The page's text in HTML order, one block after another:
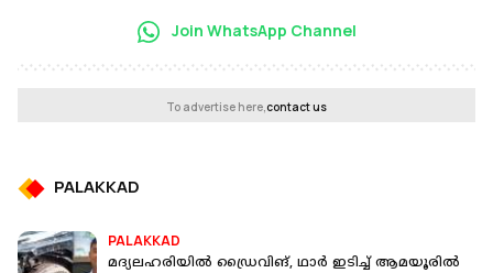
Join WhatsApp Channel
To advertise here,contact us
PALAKKAD
PALAKKAD
മദ്യലഹരിയില്‍ ഡ്രൈവിങ്, ഥാര്‍ ഇടിച്ച് ആമയൂരില്‍